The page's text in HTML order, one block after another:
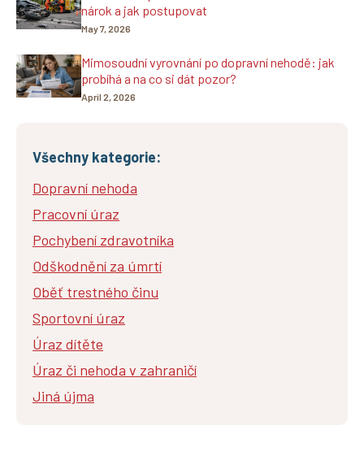
nárok a jak postupovat
May 7, 2026
Mimosoudní vyrovnání po dopravní nehodě: jak
probíhá a na co si dát pozor?
April 2, 2026
Všechny kategorie:
Dopravní nehoda
Pracovní úraz
Pochybení zdravotníka
Odškodnění za úmrtí
Oběť trestného činu
Sportovní úraz
Úraz dítěte
Úraz či nehoda v zahraničí
Jiná újma